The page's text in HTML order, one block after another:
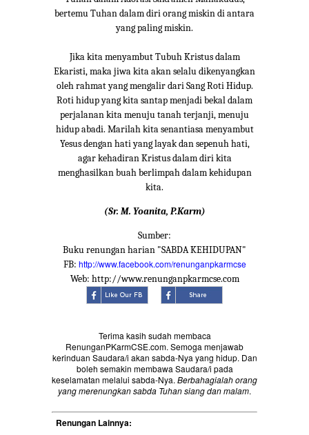
bertemu Tuhan dalam diri orang miskin di antara
yang paling miskin.
Jika kita menyambut Tubuh Kristus dalam
Ekaristi, maka jiwa kita akan selalu dikenyangkan
oleh rahmat yang mengalir dari Sang Roti Hidup.
Roti hidup yang kita santap menjadi bekal dalam
perjalanan kita menuju tanah terjanji, menuju
hidup abadi. Marilah kita senantiasa menyambut
Yesus dengan hati yang layak dan sepenuh hati,
agar kehadiran Kristus dalam diri kita
menghasilkan buah berlimpah dalam kehidupan
kita.
(Sr. M. Yoanita, P.Karm)
Sumber:
Buku renungan harian "SABDA KEHIDUPAN"
FB: http://www.facebook.com/renunganpkarmcse
Web: http://www.renunganpkarmcse.com
Terima kasih sudah membaca
RenunganPKarmCSE.com. Semoga menjawab
kerinduan Saudara/i akan sabda-Nya yang hidup. Dan
boleh semakin membawa Saudara/i pada
keselamatan melalui sabda-Nya. Berbahagialah orang
yang merenungkan sabda Tuhan siang dan malam.
Renungan Lainnya: